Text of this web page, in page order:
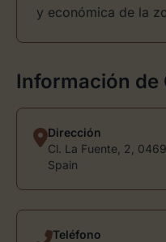
y económica de la
Información de
Dirección
Cl. La Fuente, 2,
Spain
Teléfono